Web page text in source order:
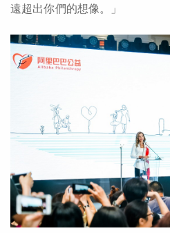
遠超出你們的想像。」